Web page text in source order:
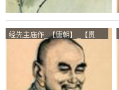
经先主庙作_【唐朝】_【贯